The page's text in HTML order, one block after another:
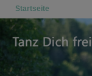
Startseite
Zum Inhalt wechseln
Zum sekundären Inhalt